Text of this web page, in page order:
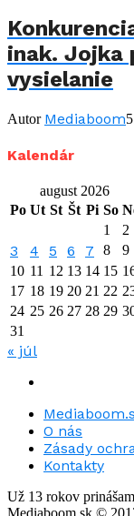
inak. Jojka
vysielanie
Autor Mediaboom
Kalendár
august 2026
Po Ut St Št Pi So
1
2
3 4 5 6 7 8
9
10 11 12 13 14 15
17 18 19 20 21 22
24 25 26 27 28 29
31
« júl
O nás
Zásady
Kontakty
Už 13 rokov